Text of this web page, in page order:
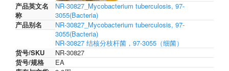
产品英文名
称
NR-30827_Mycobacterium tuberculosis, 97-
3055(Bacteria)
产品别名
NR-30827_Mycobacterium tuberculosis, 97-
3055(Bacteria)
NR-30827 结核分枝杆菌，97-3055（细菌）
货号/SKU
NR-30827
货号/规格
EA